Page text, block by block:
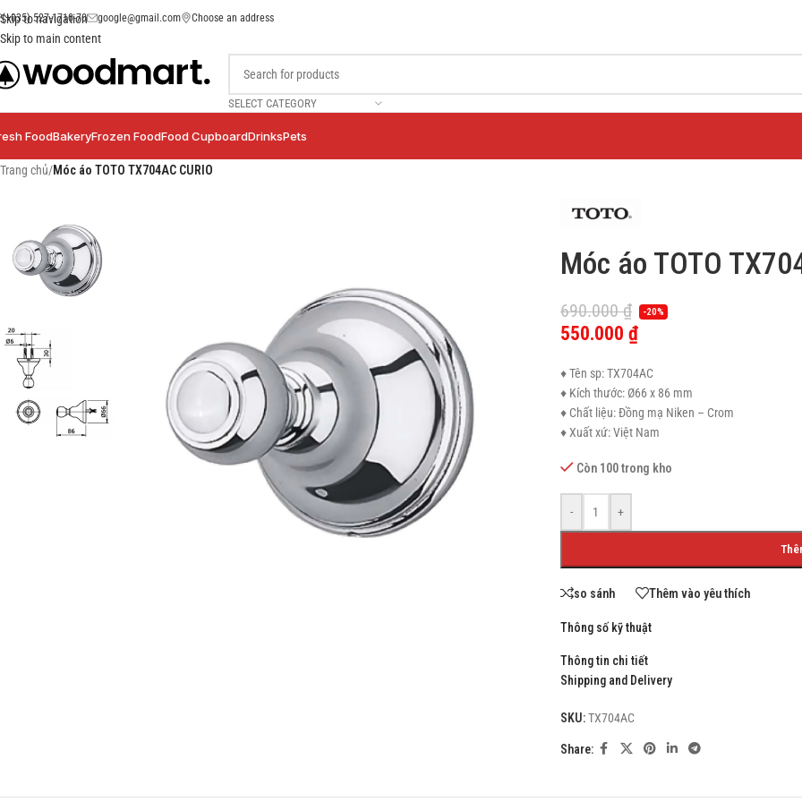
Skip to navigation
Skip to main content
(+035) 527-1710-70 google@gmail.com Choose an address
SELECT CATEGORY
FoodBakeryFrozen FoodFood CupboardDrinksPets
SHOP LAYOUTS
Hidden sidebar
HOT
Products list view
Trang chủ/Móc áo TOTO TX704AC CURIO
Móc áo TOTO
690.000₫ -20%
550.000 ₫
♦ Tên sp: TX704AC
♦ Kích thước: Ø66 x 86 mm
♦ Chất liệu: Đồng mạ Niken – Crom
♦ Xuất xứ: Việt Nam
Còn 100 trong kho
- +
so sánh Thêm vào yêu thích
Thông số kỹ thuật
Thông tin chi tiết
Shipping and Delivery
SKU:TX704AC
Share: